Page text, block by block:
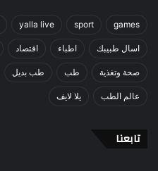
games
sport
yalla live
اسال طبيبك اطباء اقتصاد
صحة وتغذية طب طب بديل
عالم الطب يلا لايف
تابعنا